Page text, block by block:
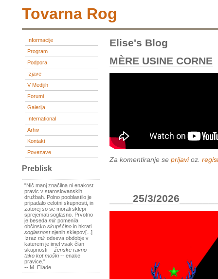
Tovarna Rog
Informacije
Program
Podpora
Izjave
V Medijih
Forumi
Galerija
International
Arhiv
Kontakt
Povezave
Preblisk
"Nič manj značilna ni enakost
pravic v staroslovanskih
družbah. Polno pooblastilo je
pripadalo celotni skupnosti, in
zatorej so se morali sklepi
sprejemati soglasno. Prvotno
je beseda mir pomenila
občinsko skupščino in hkrati
soglasnostnjenih sklepov[...]
Izraz mir odseva obdobje v
katerem je imel vsak član
skupnosti -- ženske ravno
tako kot moški-- enake
pravice."
-- M. Eliade
Elise's Blog
MÈRE USINE CORNE
Za komentiranje se prijavioz.
____25/3/